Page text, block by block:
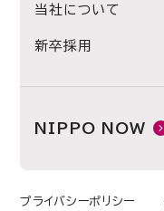
当社について
新卒採用
NIPPO NOW
プライバシーポリシー